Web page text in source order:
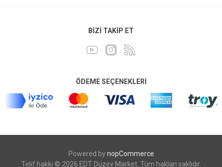
BIZI TAKIP ET
ÖDEME SEÇENEKLERI
Powered bynopCommerce
Telif hakkı © 2026 EDT Düzey Market. Tüm hakları saklıdır.